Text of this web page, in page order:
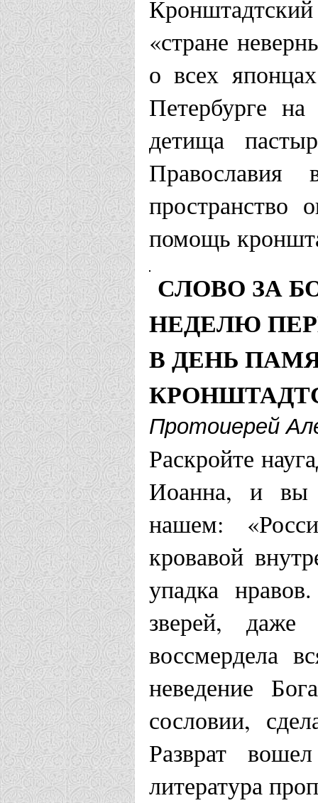
«стране
о всех
Петербурге
детища
пространство
помощь
СЛОВО ЗА
НЕДЕЛЮ
В ДЕНЬ
Протоиерей
Раскройте
Иоанна, и вы
нашем:
кровавой
упадка
зверей,
воссмердела
неведение
сословии,
Разврат
литература